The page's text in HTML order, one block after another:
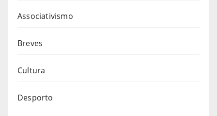
Associativismo
Breves
Cultura
Desporto